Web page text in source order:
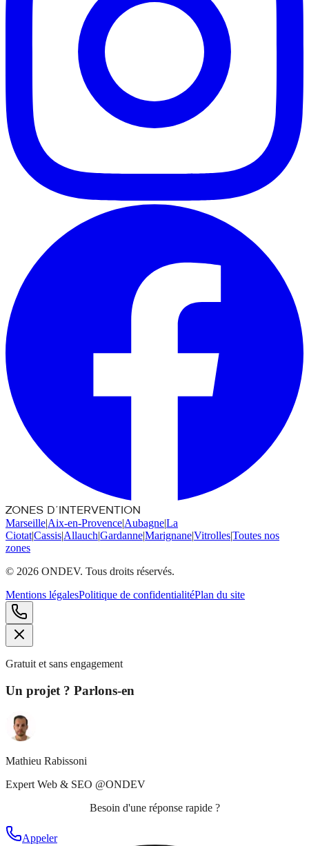
ZONES D'INTERVENTION
Marseille|Aix-en-Provence|Aubagne|La
Ciotat|Cassis|Allauch|Gardanne|Marignane|Vitrolles|Toutes nos
zones
© 2026 ONDEV. Tous droits réservés.
Mentions légalesPolitique de confidentialitéPlan du site
Gratuit et sans engagement
Un projet ? Parlons-en
Mathieu Rabissoni
Expert Web & SEO @ONDEV
Besoin d'une réponse rapide ?
Appeler